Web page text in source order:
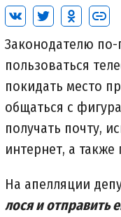
Законодателю
пользоваться
покидать место
общаться с
получать почту,
интернет, а
На апелляции
лося и отправить